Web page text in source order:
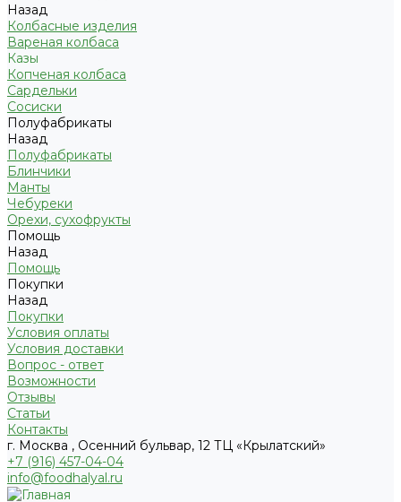
Назад
Колбасные изделия
Вареная колбаса
Казы
Копченая колбаса
Сардельки
Сосиски
Полуфабрикаты
Назад
Полуфабрикаты
Блинчики
Манты
Чебуреки
Орехи, сухофрукты
Помощь
Назад
Помощь
Покупки
Назад
Покупки
Условия оплаты
Условия доставки
Вопрос - ответ
Возможности
Отзывы
Статьи
Контакты
г. Москва , Осенний бульвар, 12 ТЦ «Крылатский»
+7 (916) 457-04-04
info@foodhalyal.ru